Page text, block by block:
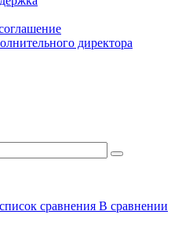
директора
сравнения В сравнении